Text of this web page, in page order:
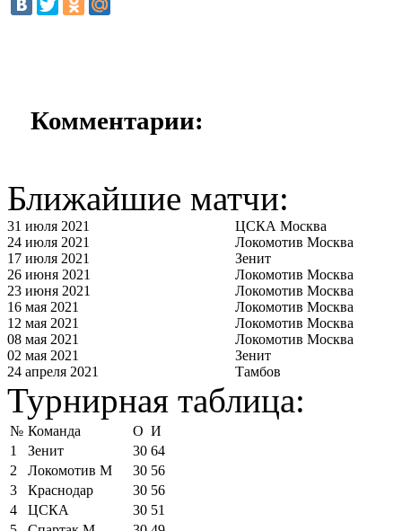
Комментарии:
Ближайшие матчи:
31 июля 2021
ЦСКА Москва
24 июля 2021
Локомотив Москва
17 июля 2021
Зенит
26 июня 2021
Локомотив Москва
23 июня 2021
Локомотив Москва
16 мая 2021
Локомотив Москва
12 мая 2021
Локомотив Москва
08 мая 2021
Локомотив Москва
02 мая 2021
Зенит
24 апреля 2021
Тамбов
Турнирная таблица:
№ Команда О И
1
Зенит 30 64
2
Локомотив М 30 56
3
Краснодар 30 56
4
ЦСКА 30 51